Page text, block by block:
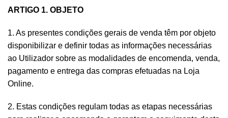
ARTIGO 1. OBJETO
1. As presentes condições gerais de venda têm por objeto
disponibilizar e definir todas as informações necessárias
ao Utilizador sobre as modalidades de encomenda, venda,
pagamento e entrega das compras efetuadas na Loja
Online.
2. Estas condições regulam todas as etapas necessárias